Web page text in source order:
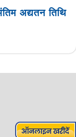
अद्यतन तिथि